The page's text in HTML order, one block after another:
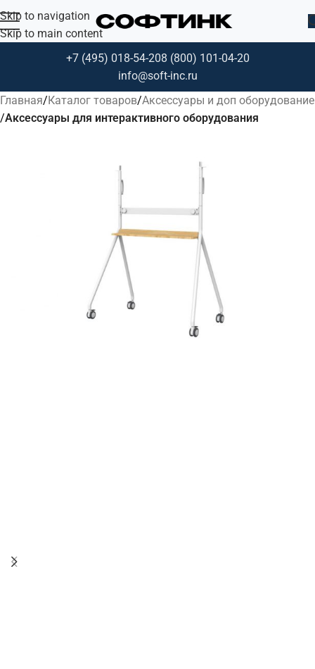
Skip to navigation
Skip to main content
+7 (495) 018-54-208 (800) 101-04-20
info@soft-inc.ru
Главная Каталог товаров Аксессуары и доп оборудование
Аксессуары для интерактивного оборудования